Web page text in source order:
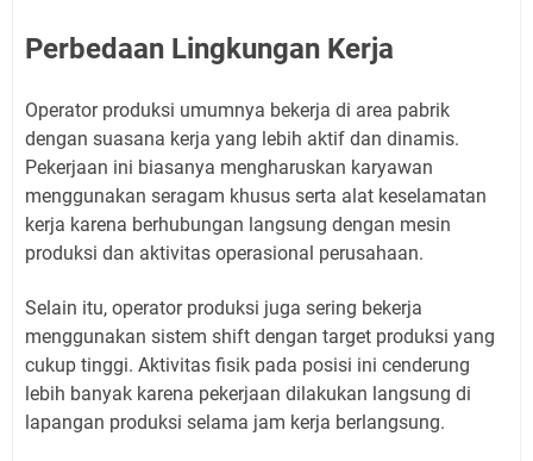
Perbedaan Lingkungan Kerja
Operator produksi umumnya bekerja di area pabrik
dengan suasana kerja yang lebih aktif dan dinamis.
Pekerjaan ini biasanya mengharuskan karyawan
menggunakan seragam khusus serta alat keselamatan
kerja karena berhubungan langsung dengan mesin
produksi dan aktivitas operasional perusahaan.
Selain itu, operator produksi juga sering bekerja
menggunakan sistem shift dengan target produksi yang
cukup tinggi. Aktivitas fisik pada posisi ini cenderung
lebih banyak karena pekerjaan dilakukan langsung di
lapangan produksi selama jam kerja berlangsung.